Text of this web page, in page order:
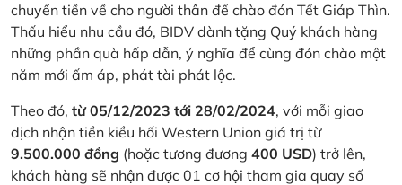
chuyển tiền về cho người thân để chào đón Tết Giáp Thìn.
Thấu hiểu nhu cầu đó, BIDV dành tặng Quý khách hàng
những phần quà hấp dẫn, ý nghĩa để cùng đón chào một
năm mới ấm áp, phát tài phát lộc.
Theo đó, từ 05/12/2023 tới 28/02/2024, với mỗi giao
dịch nhận tiền kiều hối Western Union giá trị từ
9.500.000 đồng (hoặc tương đương 400 USD) trở lên,
khách hàng sẽ nhận được 01 cơ hội tham gia quay số